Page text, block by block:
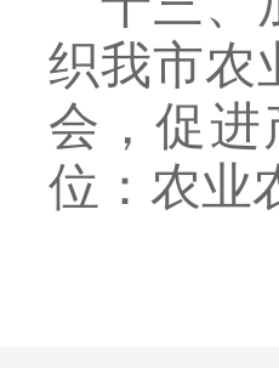
织我市农
会，促
位：农业